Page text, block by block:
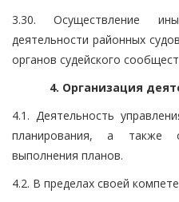
3.30. Осуществление
деятельности районных
органов судейского
4. Организация
4.1. Деятельность
планирования, а также
выполнения планов.
4.2. В пределах своей